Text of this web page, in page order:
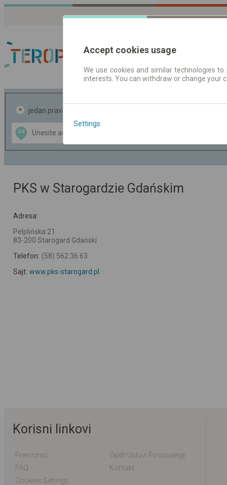
Red vožnje | Karte
jedan pravac
Od
Data CC-BY-SA
OpenStreetMap
GeoLite data by
PKS w Starogardzie Gdańskim
Adresa:
Pelplińska 21
83-200 Starogard Gdański
Telefon: (58) 562 36 63
Sajt: www.pks-starogard.pl
Korisni linkovi
Prevoznici
Opšti Uslovi Poslovanja
FAQ
Kontakt
Cookies Settings
Accept cookies usage
We use cookies and similar technologies
interests. You can withdraw or change
Settings